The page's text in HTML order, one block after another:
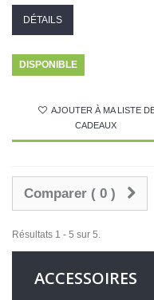
DÉTAILS
DISPONIBLE
AJOUTER À MA LISTE
CADEAUX
Comparer ( 0 )
Résultats 1 - 5 sur 5.
ACCESSOIRES